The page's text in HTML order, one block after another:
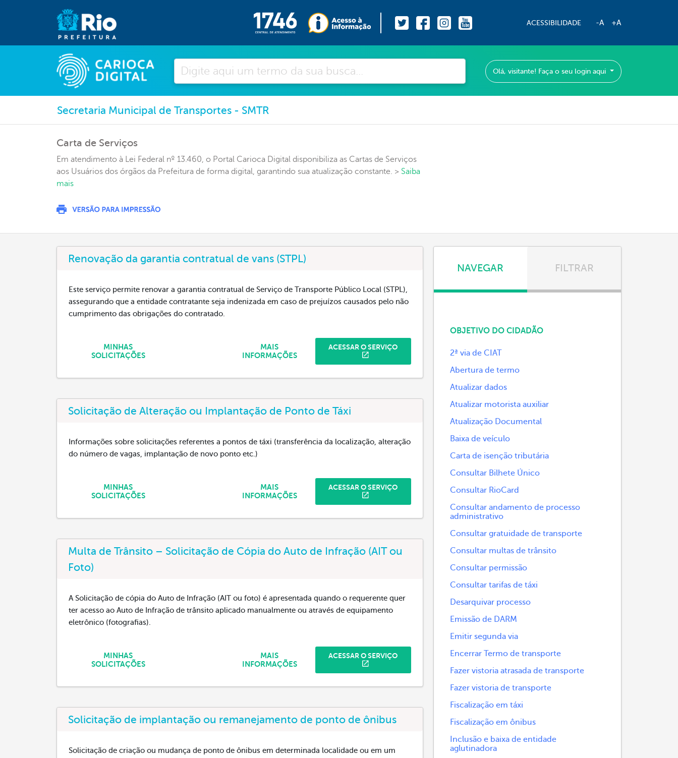
ACESSIBILIDADE -A +A
Pesquisar
Olá, visitante! Faça o seu login aqui
Secretaria Municipal de Transportes - SMTR
Carta de Serviços
Em atendimento à Lei Federal nº 13.460, o Portal Carioca Digital disponibiliza as Cartas de Serviços
aos Usuários dos órgãos da Prefeitura de forma digital, garantindo sua atualização constante. > Saiba
mais
Renovação da garantia contratual de vans (STPL)
Este serviço permite renovar a garantia contratual de Serviço de Transporte Público Local (STPL),
assegurando que a entidade contratante seja indenizada em caso de prejuízos causados pelo não
cumprimento das obrigações do contratado.
ACESSAR O SERVIÇO
MAIS
INFORMAÇÕES
MINHAS
SOLICITAÇÕES
Solicitação de Alteração ou Implantação de Ponto de Táxi
Informações sobre solicitações referentes a pontos de táxi (transferência da localização, alteração
do número de vagas, implantação de novo ponto etc.)
ACESSAR O SERVIÇO
MAIS
INFORMAÇÕES
MINHAS
SOLICITAÇÕES
Multa de Trânsito – Solicitação de Cópia do Auto de Infração (AIT ou
Foto)
A Solicitação de cópia do Auto de Infração (AIT ou foto) é apresentada quando o requerente quer
ter acesso ao Auto de Infração de trânsito aplicado manualmente ou através de equipamento
eletrônico (fotografias).
ACESSAR O SERVIÇO
MAIS
INFORMAÇÕES
MINHAS
SOLICITAÇÕES
Solicitação de implantação ou remanejamento de ponto de ônibus
Solicitação de criação ou mudança de ponto de ônibus em determinada localidade ou em um
NAVEGAR FILTRAR
OBJETIVO DO CIDADÃO
2ª via de CIAT
Abertura de termo
Atualizar dados
Atualizar motorista auxiliar
Atualização Documental
Baixa de veículo
Carta de isenção tributária
Consultar Bilhete Único
Consultar RioCard
Consultar andamento de processo
administrativo
Consultar gratuidade de transporte
Consultar multas de trânsito
Consultar permissão
Consultar tarifas de táxi
Desarquivar processo
Emissão de DARM
Emitir segunda via
Encerrar Termo de transporte
Fazer vistoria atrasada de transporte
Fazer vistoria de transporte
Fiscalização em táxi
Fiscalização em ônibus
Inclusão e baixa de entidade
aglutinadora